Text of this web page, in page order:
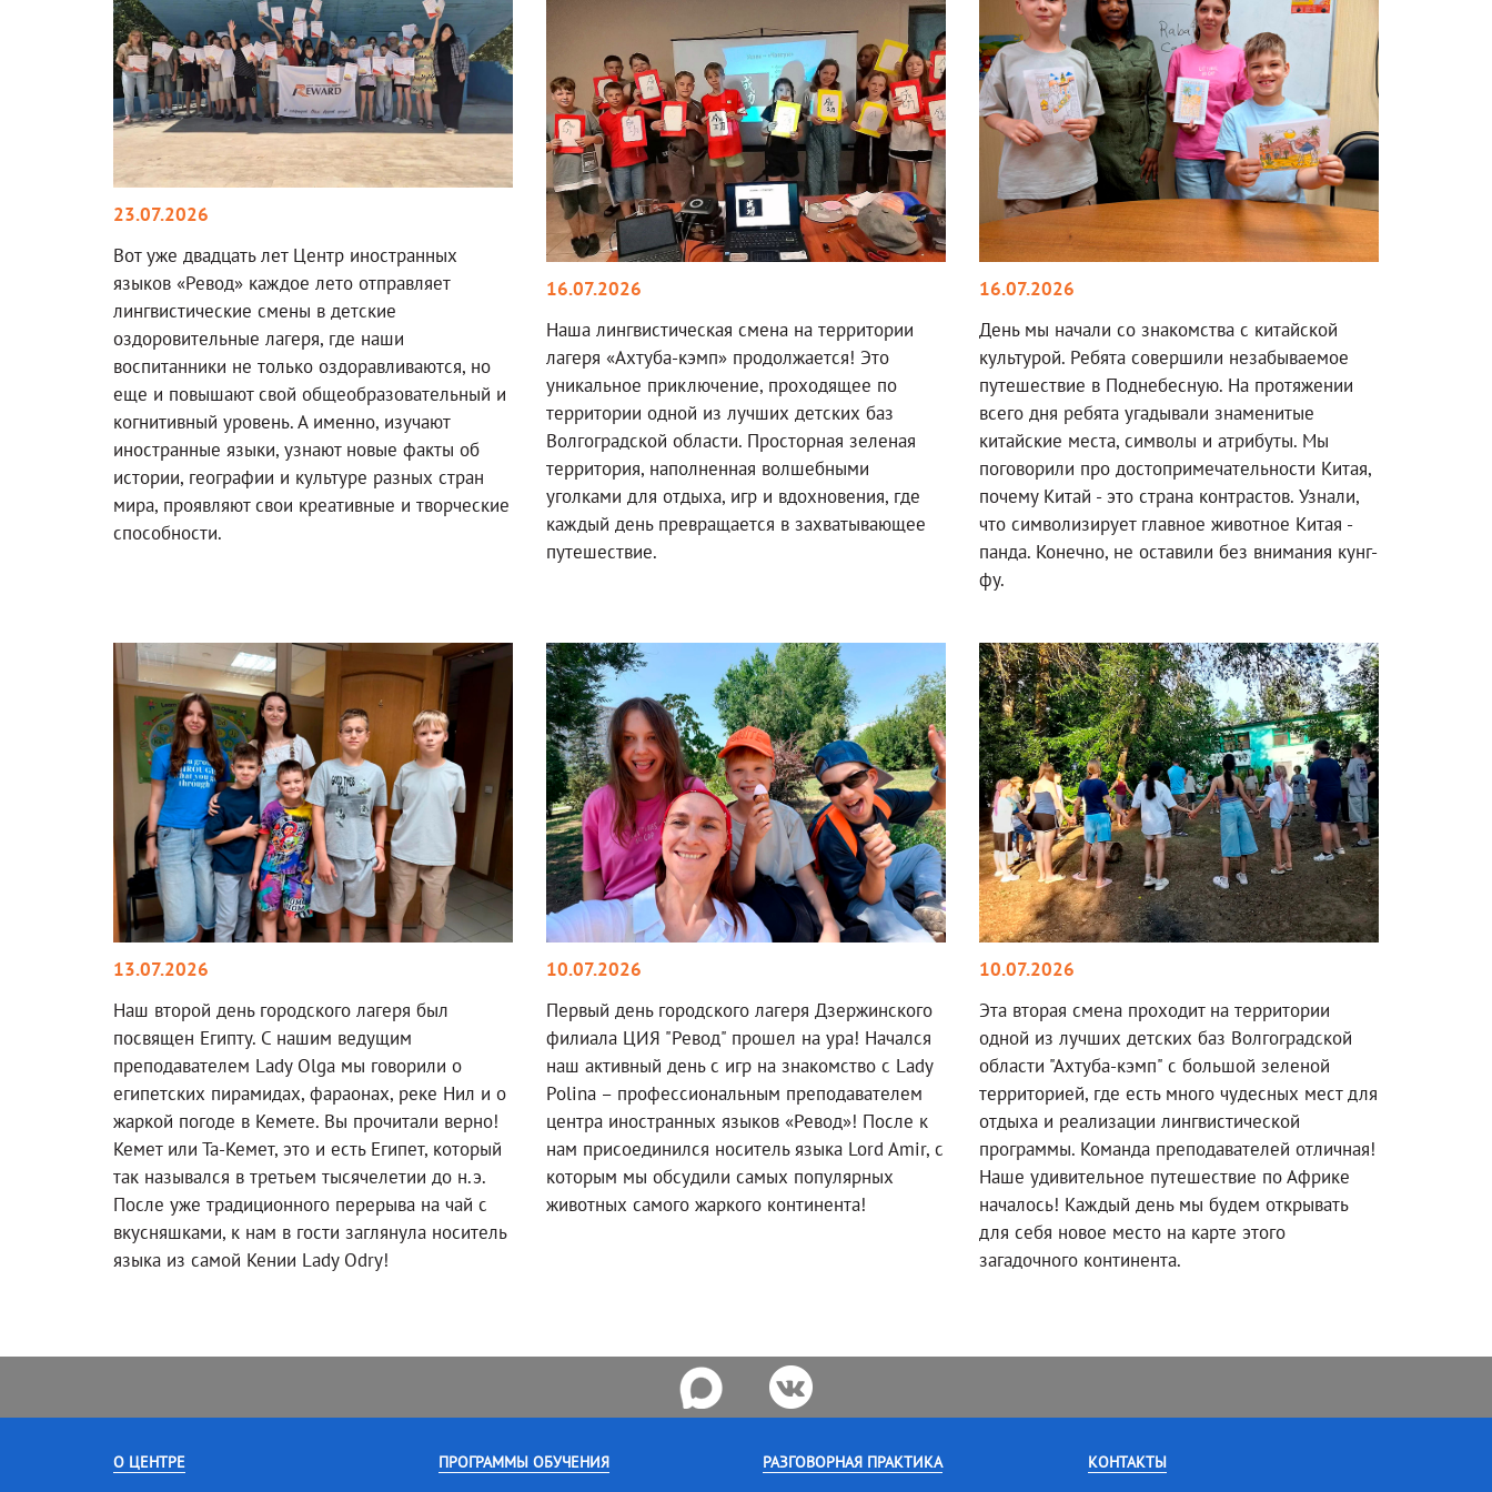
23.07.2026
Вот уже двадцать лет Центр иностранных
языков «Ревод» каждое лето отправляет
лингвистические смены в детские
оздоровительные лагеря, где наши
воспитанники не только оздоравливаются, но
еще и повышают свой общеобразовательный и
когнитивный уровень. А именно, изучают
иностранные языки, узнают новые факты об
истории, географии и культуре разных стран
мира, проявляют свои креативные и творческие
способности.
16.07.2026
Наша лингвистическая смена на территории
лагеря «Ахтуба-кэмп» продолжается! Это
уникальное приключение, проходящее по
территории одной из лучших детских баз
Волгоградской области. Просторная зеленая
территория, наполненная волшебными
уголками для отдыха, игр и вдохновения, где
каждый день превращается в захватывающее
путешествие.
16.07.2026
День мы начали со знакомства с китайской
культурой. Ребята совершили незабываемое
путешествие в Поднебесную. На протяжении
всего дня ребята угадывали знаменитые
китайские места, символы и атрибуты. Мы
поговорили про достопримечательности Китая,
почему Китай - это страна контрастов. Узнали,
что символизирует главное животное Китая -
панда. Конечно, не оставили без внимания кунг-
фу.
13.07.2026
Наш второй день городского лагеря был
посвящен Египту. С нашим ведущим
преподавателем Lady Olga мы говорили о
египетских пирамидах, фараонах, реке Нил и о
жаркой погоде в Кемете. Вы прочитали верно!
Кемет или Та-Кемет, это и есть Египет, который
так назывался в третьем тысячелетии до н.э.
После уже традиционного перерыва на чай с
вкусняшками, к нам в гости заглянула носитель
языка из самой Кении Lady Odry!
10.07.2026
Первый день городского лагеря Дзержинского
филиала ЦИЯ "Ревод" прошел на ура! Начался
наш активный день с игр на знакомство с Lady
Polina – профессиональным преподавателем
центра иностранных языков «Ревод»! После к
нам присоединился носитель языка Lord Amir, с
которым мы обсудили самых популярных
животных самого жаркого континента!
10.07.2026
Эта вторая смена проходит на территории
одной из лучших детских баз Волгоградской
области "Ахтуба-кэмп" с большой зеленой
территорией, где есть много чудесных мест для
отдыха и реализации лингвистической
программы. Команда преподавателей отличная!
Наше удивительное путешествие по Африке
началось! Каждый день мы будем открывать
для себя новое место на карте этого
загадочного континента.
О ЦЕНТРЕ
ПРОГРАММЫ ОБУЧЕНИЯ
РАЗГОВОРНАЯ ПРАКТИКА
КОНТАКТЫ